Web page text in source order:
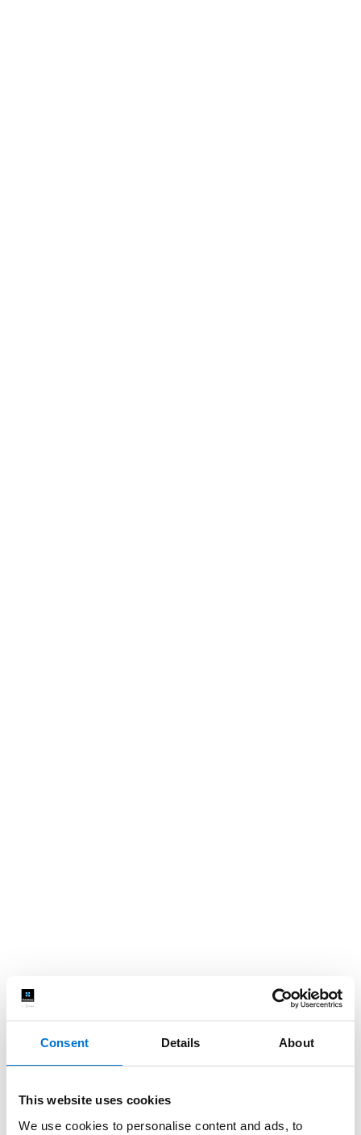
Consent Details About
This website uses cookies
We use cookies to personalise content and ads, to